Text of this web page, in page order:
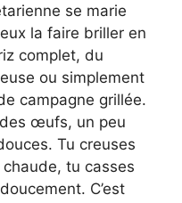
se marie
la faire briller en
complet, du
ou simplement
campagne grillée.
des œufs, un peu
Tu creuses
tu casses
C’est